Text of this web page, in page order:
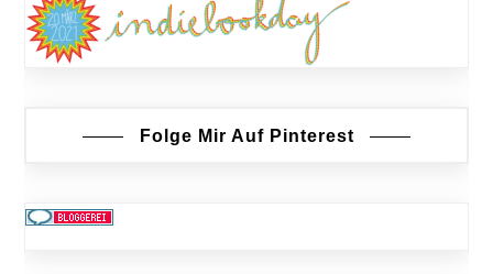
Folge Mir Auf Pinterest